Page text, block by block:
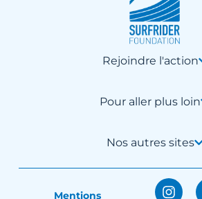
Rejoindre l'action
Pour aller plus loin
Nos autres sites
Mentions